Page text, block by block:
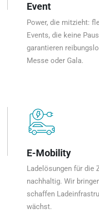
Event
Power, die mitzieht:
Events, die keine
garantieren
Messe oder Gala.
E-Mobility
Ladelösungen für die
nachhaltig. Wir
schaffen
wächst.